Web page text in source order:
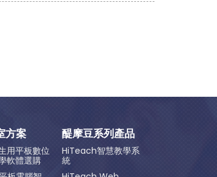
方案
用平板數位
軟體選購
醍摩豆系列產品
HiTeach智慧教學系
統